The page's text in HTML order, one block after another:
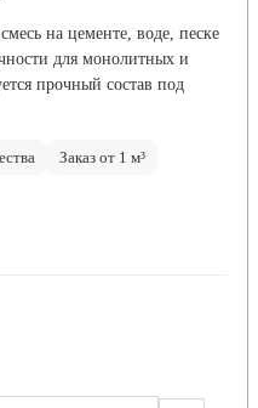
на цементе, воде, песке
для монолитных и
прочный состав под
Заказ от 1 м³